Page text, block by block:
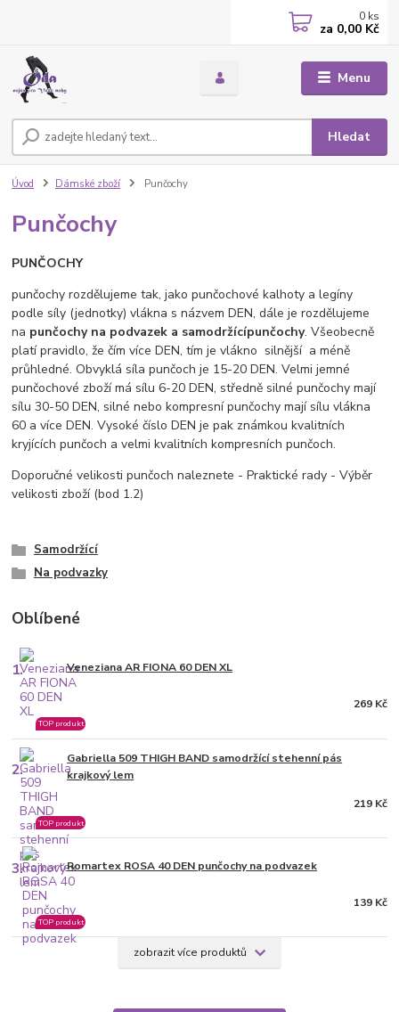
Menu
Hledat
0 ks
za 0,00 Kč
Úvod Dámské zboží Punčochy
Punčochy
PUNČOCHY
punčochy rozdělujeme tak, jako punčochové kalhoty a legíny
podle síly (jednotky) vlákna s názvem DEN, dále je rozdělujeme
na punčochy na podvazek a samodržícípunčochy. Všeobecně
platí pravidlo, že čím více DEN, tím je vlákno silnější a méně
průhledné. Obvyklá síla punčoch je 15-20 DEN. Velmi jemné
punčochové zboží má sílu 6-20 DEN, středně silné punčochy mají
sílu 30-50 DEN, silné nebo kompresní punčochy mají sílu vlákna
60 a více DEN. Vysoké číslo DEN je pak známkou kvalitních
kryjících punčoch a velmi kvalitních kompresních punčoch.
Doporučné velikosti punčoch naleznete - Praktické rady - Výběr
velikosti zboží (bod 1.2)
Samodržící
Na podvazky
Oblíbené
1. Veneziana AR FIONA 60 DEN XL
TOP produkt
269 Kč
2.
Gabriella 509 THIGH BAND samodržící stehenní pás
krajkový lem
TOP produkt
219 Kč
3. Romartex ROSA 40 DEN punčochy na podvazek
TOP produkt
139 Kč
zobrazit více produktů